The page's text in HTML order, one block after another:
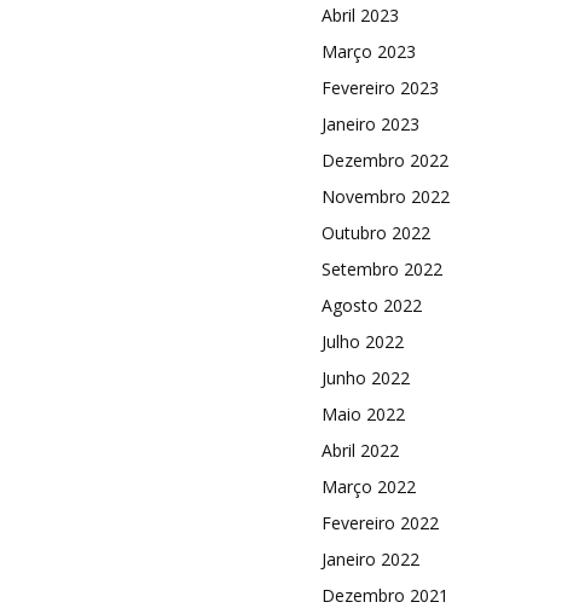
Abril 2023
Março 2023
Fevereiro 2023
Janeiro 2023
Dezembro 2022
Novembro 2022
Outubro 2022
Setembro 2022
Agosto 2022
Julho 2022
Junho 2022
Maio 2022
Abril 2022
Março 2022
Fevereiro 2022
Janeiro 2022
Dezembro 2021